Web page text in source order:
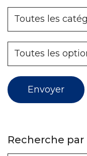
Envoyer
Recherche